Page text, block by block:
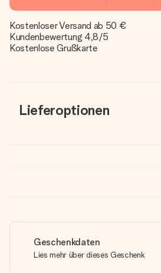
Kostenloser Versand ab 50 €
Kundenbewertung 4,8/5
Kostenlose Grußkarte
Lieferoptionen
Geschenkdaten
Lies mehr über dieses Geschenk